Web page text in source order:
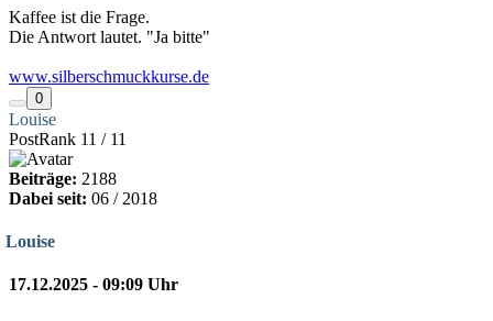
Kaffee ist die Frage.
Die Antwort lautet. "Ja bitte"
www.silberschmuckkurse.de
0
Louise
PostRank 11 / 11
Beiträge: 2188
Dabei seit: 06 / 2018
Louise
17.12.2025 - 09:09 Uhr